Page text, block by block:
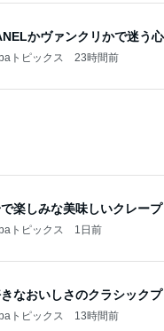
言で検品した茹でた海老
トピックス 2日前
の+100円のピーマンマシマシ
トピックス 1日前